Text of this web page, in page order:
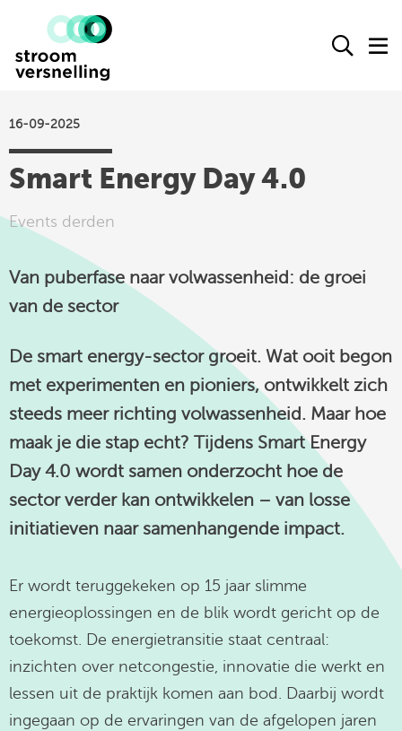
Stroomversnelling
agenda
leden
over ons
Stroomversnelling
op
16-09-2025
Smart Energy Day 4.0
Events derden
Van puberfase naar volwassenheid: de groei
van de sector
De smart energy-sector groeit. Wat ooit begon
met experimenten en pioniers, ontwikkelt zich
steeds meer richting volwassenheid. Maar hoe
maak je die stap echt? Tijdens Smart Energy
Day 4.0 wordt samen onderzocht hoe de
sector verder kan ontwikkelen – van losse
initiatieven naar samenhangende impact.
Er wordt teruggekeken op 15 jaar slimme
energieoplossingen en de blik wordt gericht op de
toekomst. De energietransitie staat centraal:
inzichten over netcongestie, innovatie die werkt en
lessen uit de praktijk komen aan bod. Daarbij wordt
ingegaan op de ervaringen van de afgelopen jaren